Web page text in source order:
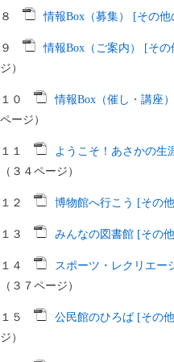
８ 情報Box（募集） [その他
９ 情報Box（ご案内） [そ
ジ）
１０ 情報Box（催し・講座
ページ）
１１
ようこそ！あさかの生
（３４ページ）
１２ 博物館へ行こう [その
１３ みんなの図書館 [その
１４
スポーツ・レクリエー
（３７ページ）
１５ 公民館のひろば [その
ジ）